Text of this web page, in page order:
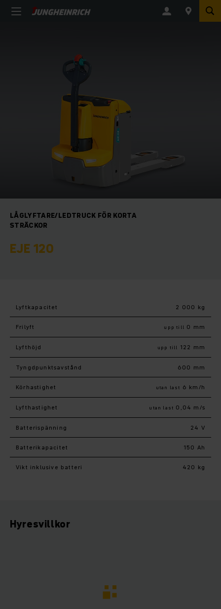
LÅGLYFTARE/LEDTRUCK FÖR KORTA
STRÄCKOR
EJE 120
Lyftkapacitet 2 000 kg
Frilyft upp till 0 mm
Lyfthöjd upp till 122 mm
Tyngdpunktsavstånd 600 mm
Körhastighet utan last 6 km/h
Lyfthastighet utan last 0,04 m/s
Batterispänning 24 V
Batterikapacitet 150 Ah
Vikt inklusive batteri 420 kg
Hyresvillkor